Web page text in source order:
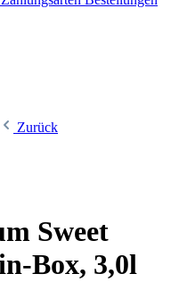
Zurück
Sweet
Box, 3,0l